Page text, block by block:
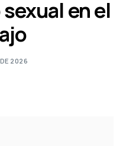
en el
2026